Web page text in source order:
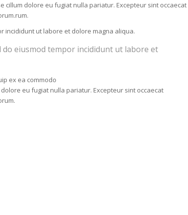
dolore eu fugiat nulla pariatur. Excepteur sint occaecat
incididunt ut labore et dolore magna aliqua.
eiusmod tempor incididunt ut labore et
ex ea commodo
eu fugiat nulla pariatur. Excepteur sint occaecat